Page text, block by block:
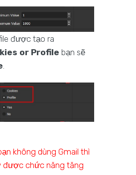
được tạo ra
or Profile bạn sẽ
không dùng Gmail thì
được chức năng tăng